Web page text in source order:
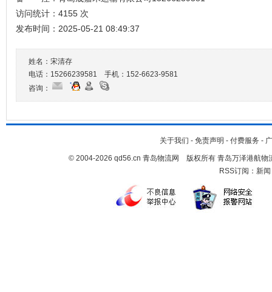
访问统计：4155 次
发布时间：2025-05-21 08:49:37
姓名：宋清存
电话：15266239581 手机： 152-6623-9581
咨询：
关于我们 - 免责声明 - 付费服务 -
© 2004-2026 qd56.cn 青岛物流网 版权所有 青岛万泽港航物
RSS订阅： 新闻